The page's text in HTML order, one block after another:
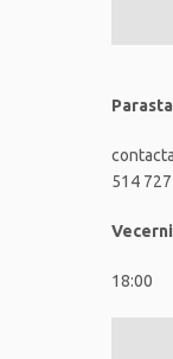
514
18:00